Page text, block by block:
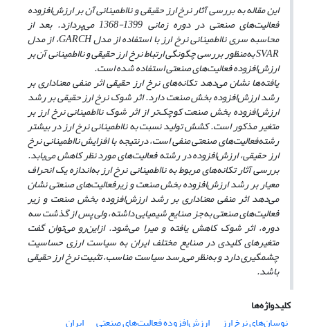
این مقاله به بررسی آثار نرخ ارز حقیقی و نااطمینانی آن بر ارزشافزوده
فعالیت‌های صنعتی در دوره زمانی 1399-1368 می‌پردازد. بعد از
محاسبه سری نااطمینانی نرخ ارز با استفاده از مدلGARCH، از مدل
SVARبه‌منظور بررسی چگونگی ارتباط نرخ ارز حقیقی و نااطمینانی آن بر
ارزشافزوده فعالیت‌های صنعتی استفاده شده است.
یافته‌ها نشانمی‌دهد تکانه‌هاینرخ ارز حقیقی اثر منفیمعناداریبر
رشد ارزش‌افزوده بخشصنعتدارد. اثر شوک نرخ ارز حقیقی بر رشد
ارزشافزوده بخشصنعتکوچک‌تر از اثر شوک نااطمینانی نرخ ارز بر
متغیر مذکور است.کشش تولید نسبت به نااطمینانی نرخ ارز در بیشتر
رشته‌فعالیت‌های صنعتی منفی است، درنتیجه با افزایش نااطمینانی نرخ
ارز حقیقی، ارزشافزوده در رشته فعالیت‌های مورد نظر کاهش می‌یابد.
بررسی آثار تکانههای مربوط بهنااطمینانی نرخ ارز بهاندازهیکانحراف
معیاربر رشد ارزشافزوده بخشصنعت و زیرفعالیت‌های صنعتینشان
میدهد اثر منفیمعناداریبررشد ارزشافزوده بخشصنعت و زیر
فعالیتهای صنعتی به‌جز صنایع شیمیاییداشته،ولیپسازگذشتسه
دوره، اثر شوک کاهش یافته و میرا می‌شود. ازاین‌رو می‌توان گفت
متغیرهای کلیدی در صنایع مختلف ایران به سیاست ارزی حساسیت
چشمگیری دارد و به‌نظر میرسد سیاست مناسب، تثبیت نرخ ارز حقیقی
باشد.
کلیدواژه‌ها
نوسان‌های نرخ ارز
ارزش‌افزوده فعالیت‌های صنعتی
ایران